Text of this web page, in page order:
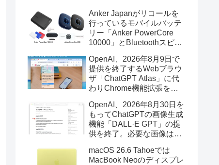
Anker Japanがリコールを
行っているモバイルバッテ
リー「Anker PowerCore
10000」とBluetoothスピー
辺を焼損する火災が6月に3
件発生していたそうなので
注意を。
OpenAI、2026年8月9日で
提供を終了するWebブラウ
ザ「ChatGPT Atlas」に代
わりChrome機能拡張をア
画の質問やAsk ChatGPT機
能を追加。
OpenAI、2026年8月30日を
もってChatGPTの画像生成
機能「DALL·E GPT」の提
供を終了。必要な画像は期
macOS 26.6 Tahoeでは
MacBook Neoのディスプレ